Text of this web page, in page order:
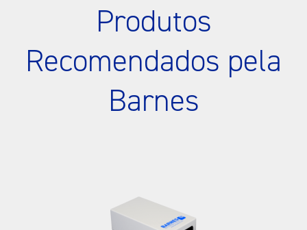
Produtos
Recomendados pela
Barnes